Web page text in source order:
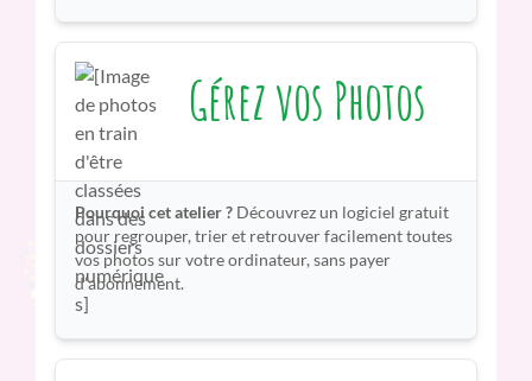
Gérez vos Photos
Pourquoi cet atelier ? Découvrez un logiciel gratuit
pour regrouper, trier et retrouver facilement toutes
vos photos sur votre ordinateur, sans payer
d’abonnement.